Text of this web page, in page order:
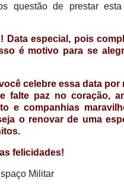
questão de prestar esta
Data especial, pois
é motivo para se
celebre essa data por
falte paz no coração,
e companhias
o renovar de uma
felicidades!
Militar